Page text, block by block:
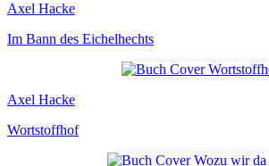
Axel Hacke
Im Bann des Eichelhechts
Axel Hacke
Wortstoffhof